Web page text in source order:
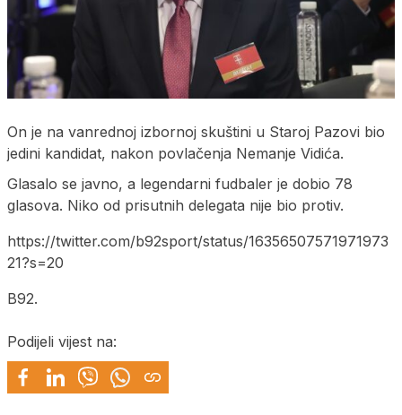
On je na vanrednoj izbornoj skuštini u Staroj Pazovi bio
jedini kandidat, nakon povlačenja Nemanje Vidića.
Glasalo se javno, a legendarni fudbaler je dobio 78
glasova. Niko od prisutnih delegata nije bio protiv.
https://twitter.com/b92sport/status/16356507571971973
21?s=20
B92.
Podijeli vijest na: